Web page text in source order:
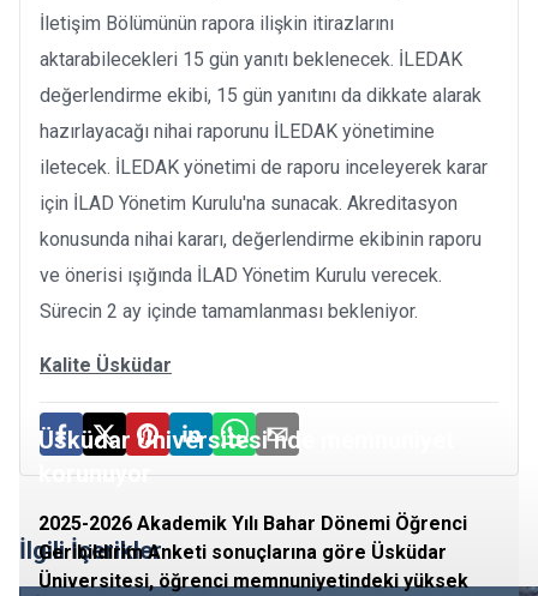
İletişim Bölümünün rapora ilişkin itirazlarını
aktarabilecekleri 15 gün yanıtı beklenecek. İLEDAK
değerlendirme ekibi, 15 gün yanıtını da dikkate alarak
hazırlayacağı nihai raporunu İLEDAK yönetimine
iletecek. İLEDAK yönetimi de raporu inceleyerek karar
için İLAD Yönetim Kurulu'na sunacak. Akreditasyon
konusunda nihai kararı, değerlendirme ekibinin raporu
ve önerisi ışığında İLAD Yönetim Kurulu verecek.
Sürecin 2 ay içinde tamamlanması bekleniyor.
Kalite Üsküdar
İlgili İçerikler
Üsküdar Üniversitesi’nde memnuniyet
korunuyor
2025-2026 Akademik Yılı Bahar Dönemi Öğrenci
Geribildirim Anketi sonuçlarına göre Üsküdar
Üniversitesi, öğrenci memnuniyetindeki yüksek